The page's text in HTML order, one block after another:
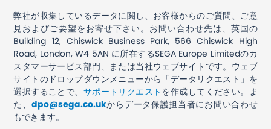
弊社が収集しているデータに関し、お客様からのご質問、ご意
見およびご要望をお寄せ下さい。お問い合わせ先は、英国の
Building 12, Chiswick Business Park, 566 Chiswick High
Road, London, W4 5AN に所在するSEGA Europe Limitedのカ
スタマーサービス部門、または当社ウェブサイトです。ウェブ
サイトのドロップダウンメニューから「データリクエスト」を
選択することで、 サポートリクエスト を作成してください。ま
た、 dpo@sega.co.ukからデータ保護担当者にお問い合わせ
もできます。